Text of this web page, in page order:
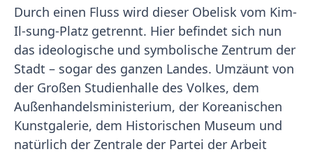
Durch einen Fluss wird dieser Obelisk vom Kim-
Il-sung-Platz getrennt. Hier befindet sich nun
das ideologische und symbolische Zentrum der
Stadt – sogar des ganzen Landes. Umzäunt von
der Großen Studienhalle des Volkes, dem
Außenhandelsministerium, der Koreanischen
Kunstgalerie, dem Historischen Museum und
natürlich der Zentrale der Partei der Arbeit